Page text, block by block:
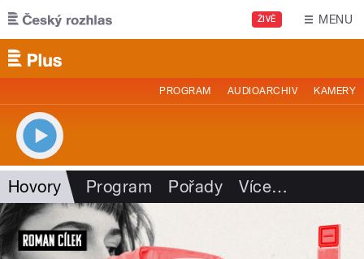
Přejít k hlavnímu obsahu
ŽIVĚ MENU
PROGRAM AUDIOARCHIV KAMERY
Hovory Program Pořady Více…